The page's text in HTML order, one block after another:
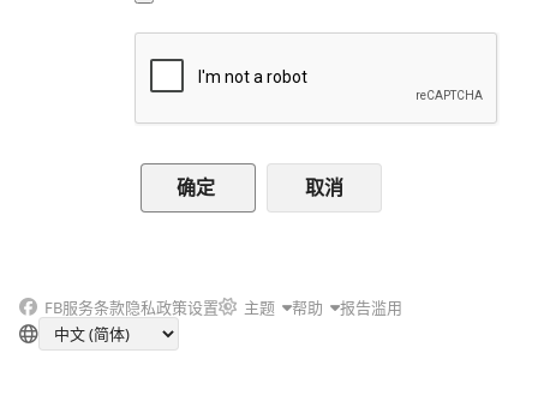
取消
FB服务条款隐私政策设置 主题 帮助 报告滥用